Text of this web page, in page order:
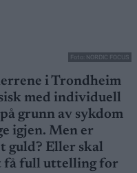
Foto: NORDIC FOCUS
i Trondheim
med individuell
grunn av sykdom
igjen. Men er
guld? Eller skal
få full uttelling for